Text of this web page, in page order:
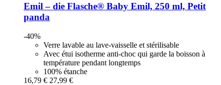
Emil – die Flasche® Baby Emil, 250 ml, Petit
panda
-40%
Verre lavable au lave-vaisselle et stérilisable
Avec étui isotherme anti-choc qui garde la boisson à
température pendant longtemps
100% étanche
16,79 € 27,99 €